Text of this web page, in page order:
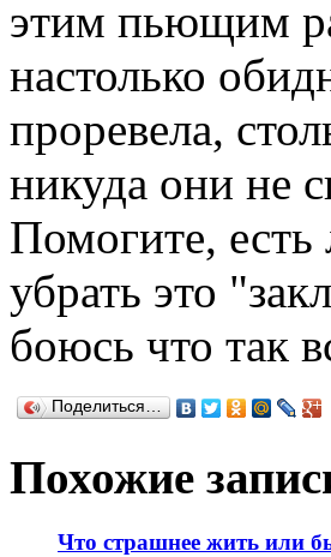
этим пьющим
настолько
проревела,
никуда они не
Помогите, есть
убрать это
боюсь что так
Поделиться…
Похожие
Что страшнее жить или